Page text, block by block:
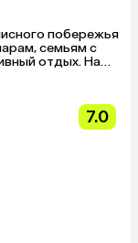
побережья
семьям с
отдых. На
в том
7.0